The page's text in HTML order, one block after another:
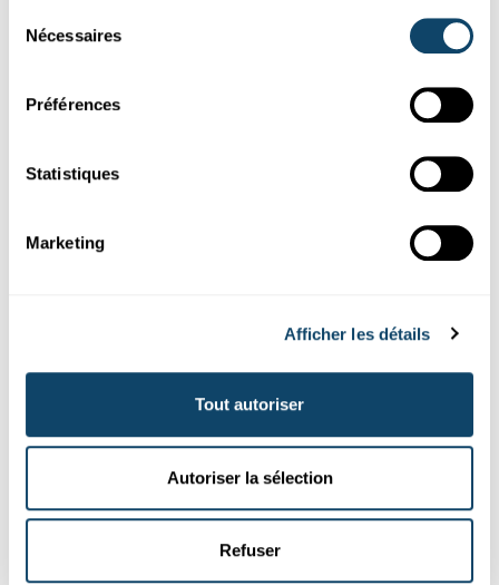
Nécessaires
Préférences
Statistiques
Marketing
Afficher les détails
Tout autoriser
Autoriser la sélection
Refuser
Les dernières études au Luxembourg ont permis la découverte
LIH